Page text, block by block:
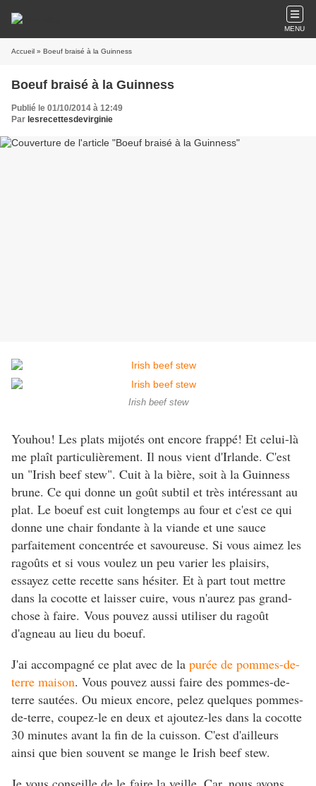
MENU
Accueil » Boeuf braisé à la Guinness
Boeuf braisé à la Guinness
Publié le 01/10/2014 à 12:49
Par lesrecettesdevirginie
Irish beef stew
Youhou! Les plats mijotés ont encore frappé! Et celui-là
me plaît particulièrement. Il nous vient d'Irlande. C'est
un "Irish beef stew". Cuit à la bière, soit à la Guinness
brune. Ce qui donne un goût subtil et très intéressant au
plat. Le boeuf est cuit longtemps au four et c'est ce qui
donne une chair fondante à la viande et une sauce
parfaitement concentrée et savoureuse. Si vous aimez les
ragoûts et si vous voulez un peu varier les plaisirs,
essayez cette recette sans hésiter. Et à part tout mettre
dans la cocotte et laisser cuire, vous n'aurez pas grand-
chose à faire. Vous pouvez aussi utiliser du ragoût
d'agneau au lieu du boeuf.
J'ai accompagné ce plat avec de la purée de pommes-de-
terre maison. Vous pouvez aussi faire des pommes-de-
terre sautées. Ou mieux encore, pelez quelques pommes-
de-terre, coupez-le en deux et ajoutez-les dans la cocotte
30 minutes avant la fin de la cuisson. C'est d'ailleurs
ainsi que bien souvent se mange le Irish beef stew.